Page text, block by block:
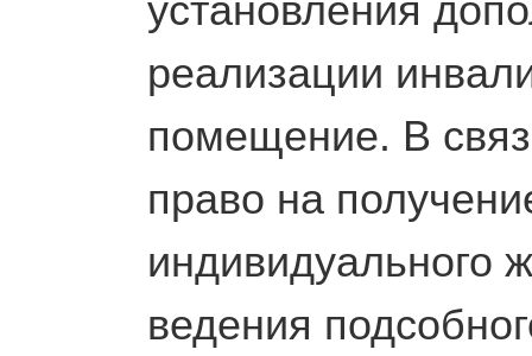
установления
реализации
помещение. В
право на
индивидуального
ведения